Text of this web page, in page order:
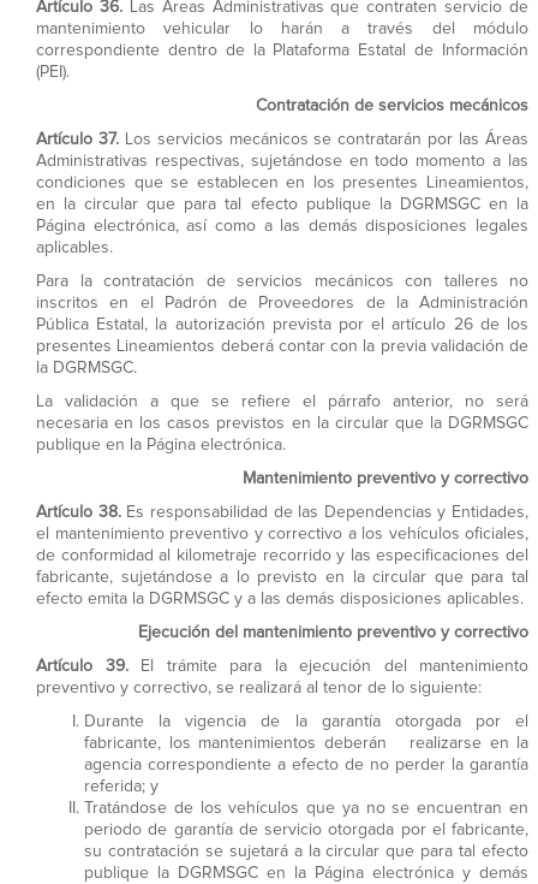
Artículo 36.Las Áreas Administrativas que contraten servicio de
mantenimiento vehicular lo harán a través del módulo
correspondiente dentro de la Plataforma Estatal de Información
(PEI).
Contratación de servicios mecánicos
Artículo 37.Los servicios mecánicos se contratarán por las Áreas
Administrativas respectivas, sujetándose en todo momento a las
condiciones que se establecen en los presentes Lineamientos,
en la circular que para tal efecto publique la DGRMSGC en la
Página electrónica, así como a las demás disposiciones legales
aplicables.
Para la contratación de servicios mecánicos con talleres no
inscritos en el Padrón de Proveedores de la Administración
Pública Estatal, la autorización prevista por el artículo 26 de los
presentes Lineamientos deberá contar con la previa validación de
la DGRMSGC.
La validación a que se refiere el párrafo anterior, no será
necesaria en los casos previstos en la circular que la DGRMSGC
publique en la Página electrónica.
Mantenimiento preventivo y correctivo
Artículo 38.Es responsabilidad de las Dependencias y Entidades,
el mantenimiento preventivo y correctivo a los vehículos oficiales,
de conformidad al kilometraje recorrido y las especificaciones del
fabricante, sujetándose a lo previsto en la circular que para tal
efecto emita la DGRMSGC y a las demás disposiciones aplicables.
Ejecución del mantenimiento preventivo y correctivo
Artículo 39.El trámite para la ejecución del mantenimiento
preventivo y correctivo, se realizará al tenor de lo siguiente:
Durante la vigencia de la garantía otorgada por el
fabricante, los mantenimientos deberán realizarse en la
agencia correspondiente a efecto de no perder la garantía
referida; y
Tratándose de los vehículos que ya no se encuentran en
periodo de garantía de servicio otorgada por el fabricante,
su contratación se sujetará a la circular que para tal efecto
publique la DGRMSGC en la Página electrónica y demás